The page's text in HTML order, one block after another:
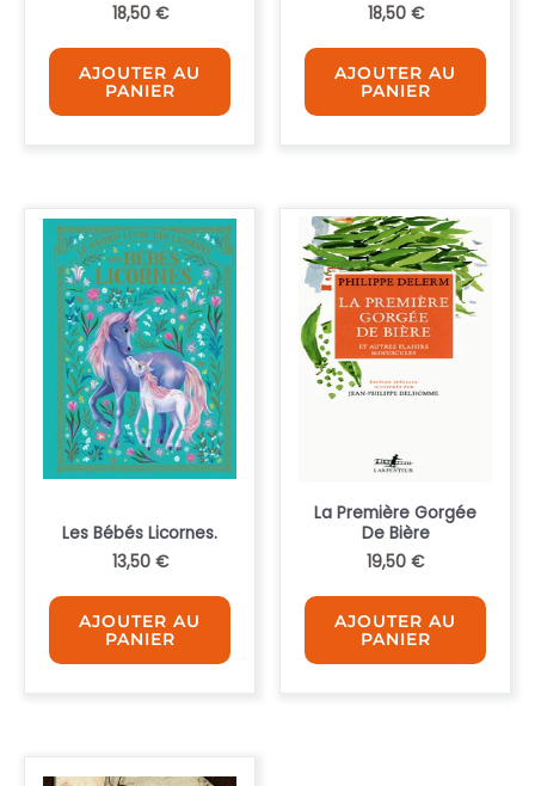
18,50 €
AJOUTER AU
PANIER
18,50 €
AJOUTER AU
PANIER
Les Bébés Licornes.
13,50 €
AJOUTER AU
PANIER
La Première Gorgée
De Bière
19,50 €
AJOUTER AU
PANIER